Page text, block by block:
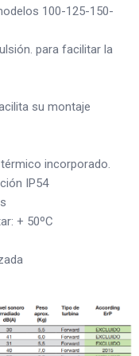
100-125-150-
para facilitar la
su montaje
incorporado.
IP54
+ 50ºC